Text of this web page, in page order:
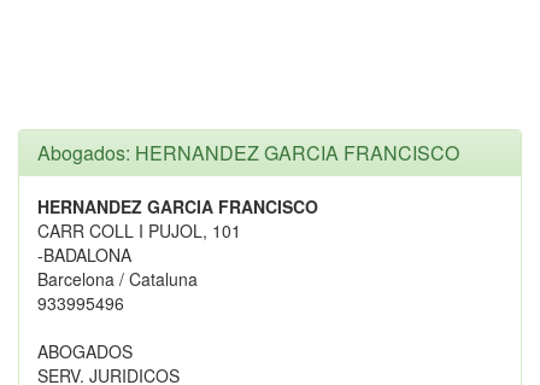
Abogados: HERNANDEZ GARCIA FRANCISCO
HERNANDEZ GARCIA FRANCISCO
CARR COLL I PUJOL, 101
-BADALONA
Barcelona / Cataluna
933995496
ABOGADOS
SERV. JURIDICOS